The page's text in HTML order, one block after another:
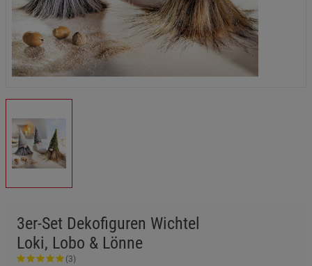
3er-Set Dekofiguren Wichtel
Loki, Lobo & Lönne
(3)